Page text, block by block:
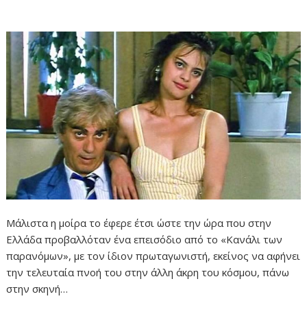
Μάλιστα η μοίρα το έφερε έτσι ώστε την ώρα που στην
Ελλάδα προβαλλόταν ένα επεισόδιο από το «Κανάλι των
παρανόμων», με τον ίδιον πρωταγωνιστή, εκείνος να αφήνει
την τελευταία πνοή του στην άλλη άκρη του κόσμου, πάνω
στην σκηνή…